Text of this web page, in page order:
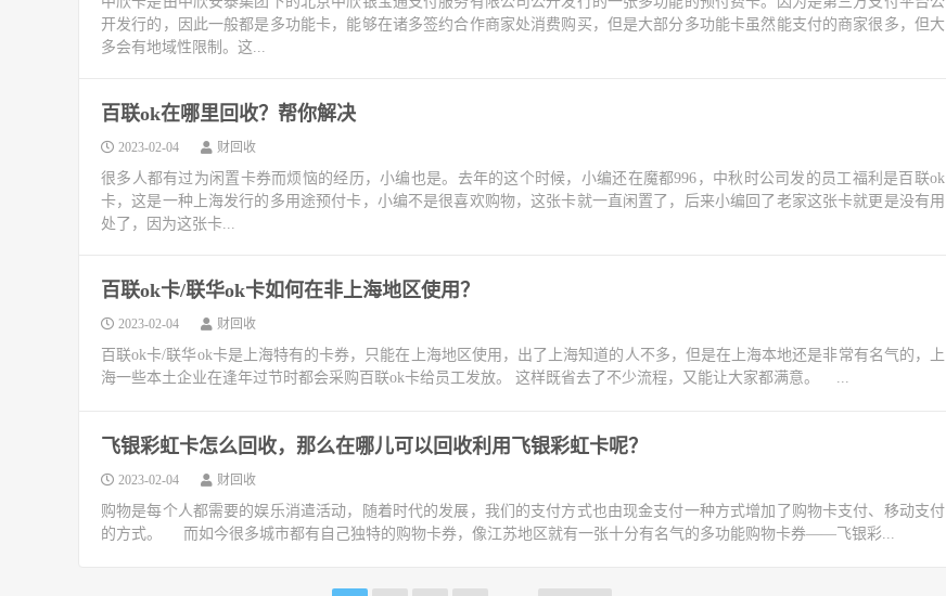
开发行的，因此一般都是多功能卡，能够在诸多签约合作商家处消费购买，但是大部分多功能卡虽然能支付的商家很多，但大
多会有地域性限制。这...
百联ok在哪里回收？帮你解决
2023-02-04 财回收
很多人都有过为闲置卡券而烦恼的经历，小编也是。去年的这个时候，小编还在魔都996，中秋时公司发的员工福利是百联ok
卡，这是一种上海发行的多用途预付卡，小编不是很喜欢购物，这张卡就一直闲置了，后来小编回了老家这张卡就更是没有用
处了，因为这张卡...
百联ok卡/联华ok卡如何在非上海地区使用？
2023-02-04 财回收
百联ok卡/联华ok卡是上海特有的卡券，只能在上海地区使用，出了上海知道的人不多，但是在上海本地还是非常有名气的，上
海一些本土企业在逢年过节时都会采购百联ok卡给员工发放。 这样既省去了不少流程，又能让大家都满意。 ...
飞银彩虹卡怎么回收，那么在哪儿可以回收利用飞银彩虹卡呢？
2023-02-04 财回收
购物是每个人都需要的娱乐消遣活动，随着时代的发展，我们的支付方式也由现金支付一种方式增加了购物卡支付、移动支付
的方式。 而如今很多城市都有自己独特的购物卡券，像江苏地区就有一张十分有名气的多功能购物卡券——飞银彩...